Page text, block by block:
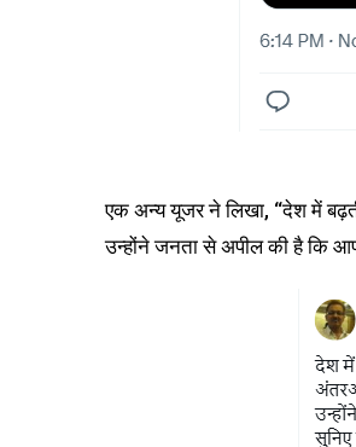
एक अन्य यूजर ने लिखा, “देश में
उन्होंने जनता से अपील की है कि आप